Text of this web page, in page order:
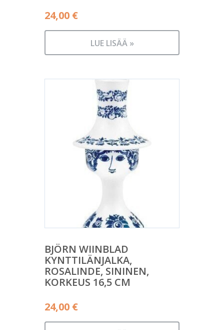
24,00 €
LUE LISÄÄ »
BJÖRN WIINBLAD
KYNTTILÄNJALKA,
ROSALINDE, SININEN,
KORKEUS 16,5 CM
24,00 €